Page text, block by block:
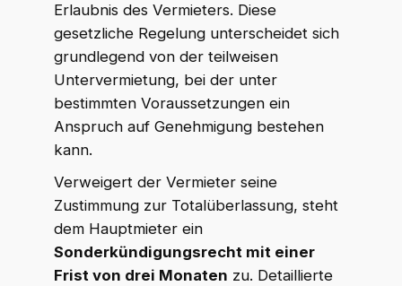
Erlaubnis des Vermieters. Diese
gesetzliche Regelung unterscheidet sich
grundlegend von der teilweisen
Untervermietung, bei der unter
bestimmten Voraussetzungen ein
Anspruch auf Genehmigung bestehen
kann.
Verweigert der Vermieter seine
Zustimmung zur Totalüberlassung, steht
dem Hauptmieter ein
Sonderkündigungsrecht mit einer
Frist von drei Monaten zu. Detaillierte